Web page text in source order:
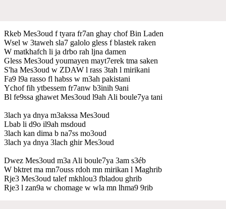
Rkeb Mes3oud f tyara fr7an ghay chof Bin Laden
Wsel w 3taweh sla7 galolo gless f blastek raken
W matkhafch li ja drbo rah ljna damen
Gless Mes3oud youmayen mayt7erek tma saken
S'ha Mes3oud w ZDAW l rass 3tah l mirikani
Fa9 l9a rasso fl habss w m3ah pakistani
Ychof fih ytbessem fr7anw b3inih 9ani
Bl fe9ssa ghawet Mes3oud l9ah Ali boule7ya tani
3lach ya dnya m3akssa Mes3oud
Lbab li d9o il9ah msdoud
3lach kan dima b na7ss mo3oud
3lach ya dnya 3lach ghir Mes3oud
Dwez Mes3oud m3a Ali boule7ya 3am s3éb
W bktret ma mn7ouss rdoh mn mirikan l Maghrib
Rje3 Mes3oud talef mkhlou3 fbladou ghrib
Rje3 l zan9a w chomage w wla mn lhma9 9rib